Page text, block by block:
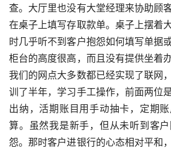
查。大厅里也没有大堂经理来协助顾
在桌子上填写存取款单。桌子上摆着
时几乎听不到客户抱怨如何填写单据
柜台的高度很高，而且没有提供坐着
我们的网点大多数都已经实现了联网
训了半年，学习手工操作，前面两位
出纳，活期账目用手动抽卡，定期
算。虽然我是新手，但从未听到客
怨。那时客户进银行的心态相对平和